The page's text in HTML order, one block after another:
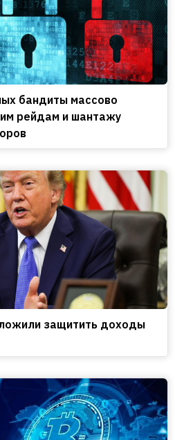
бандиты массово
рейдам и шантажу
защитить доходы